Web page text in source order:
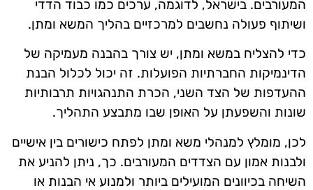
המעורבים. בישראל, לדוגמה, ערכים כמו כבוד הדדי
ושיתוף פעולה נחשבים למרכזיים בהליך המשא ומתן.
כדי להצליח במשא ומתן, יש צורך בהבנה מעמיקה של
הדינמיקות החברתיות הפועלות. זה יכול לכלול הבנת
ההעדפות של הצד השני, הכרת התנהגויות תרבותיות
שונות והשפעתן על האופן שבו מתבצע התהליך.
לכן, מומלץ למנהלי משא ומתן לפתח כישורים בין אישיים
ולבנות אמון עם הצדדים המעורבים. כך, ניתן להניע את
השיחה בכיוונים המועילים ביותר ולמנוע אי הבנות או